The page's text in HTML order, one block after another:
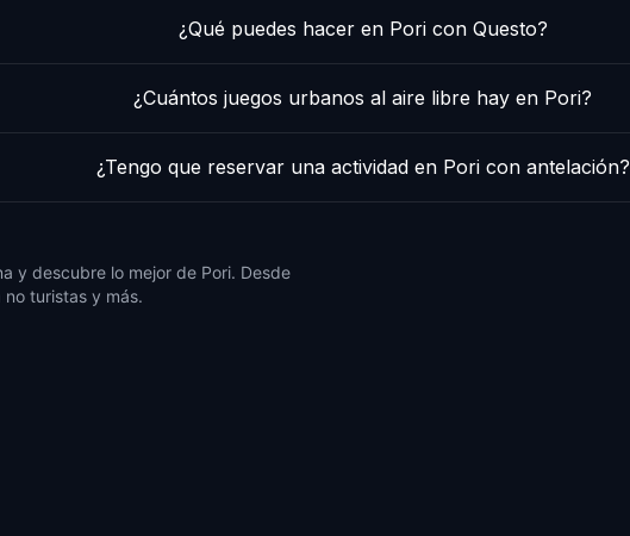
¿Qué puedes hacer en Pori con Questo?
¿Cuántos juegos urbanos al aire libre hay en Pori?
¿Tengo que reservar una actividad en Pori con antelación?
y descubre lo mejor de Pori. Desde
turistas y más.